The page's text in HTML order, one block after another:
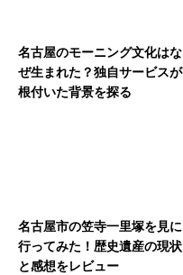
名古屋のモーニング文化はな
ぜ生まれた？独自サービスが
根付いた背景を探る
名古屋市の笠寺一里塚を見に
行ってみた！歴史遺産の現状
と感想をレビュー